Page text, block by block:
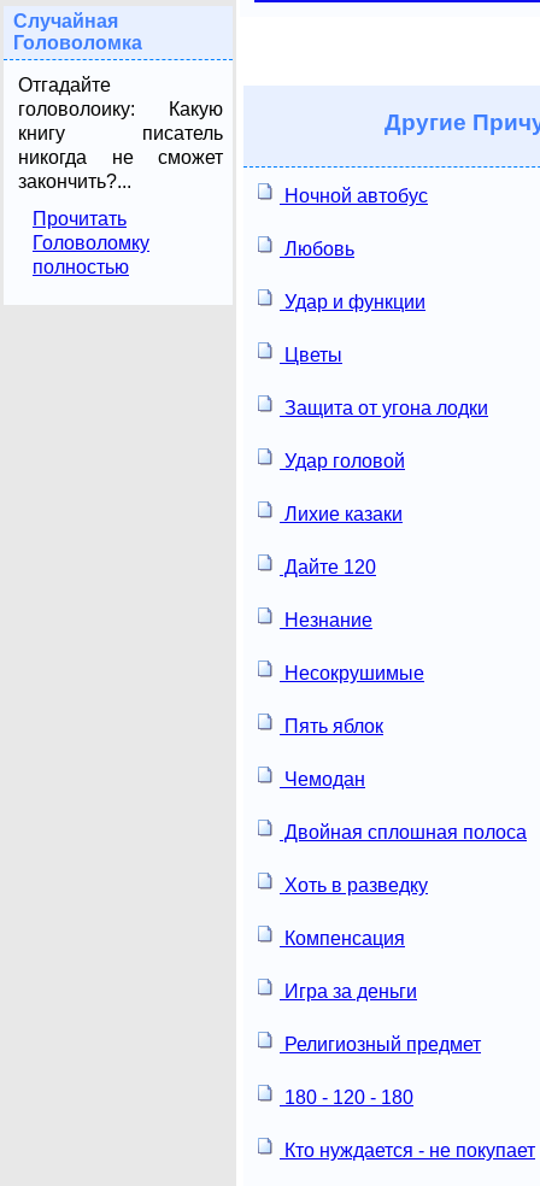
Случайная
Головоломка
Отгадайте
головолоику: Какую
книгу писатель
никогда не сможет
закончить?...
Прочитать
Головоломку
полностью
Другие
Ночной автобус
Любовь
Удар и функции
Цветы
Защита от угона лодки
Удар головой
Лихие казаки
Дайте 120
Незнание
Несокрушимые
Пять яблок
Чемодан
Двойная сплошная полоса
Хоть в разведку
Компенсация
Игра за деньги
Религиозный предмет
180 - 120 - 180
Кто нуждается - не покупает